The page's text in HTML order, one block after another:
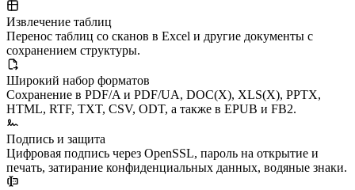
Извлечение таблиц
Перенос таблиц со сканов в Excel и другие документы с
сохранением структуры.
Широкий набор форматов
Сохранение в PDF/A и PDF/UA, DOC(X), XLS(X), PPTX,
HTML, RTF, TXT, CSV, ODT, а также в EPUB и FB2.
Подпись и защита
Цифровая подпись через OpenSSL, пароль на открытие и
печать, затирание конфиденциальных данных, водяные знаки.